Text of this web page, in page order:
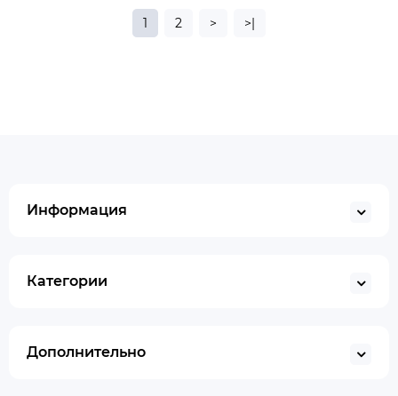
1 2 > >|
Информация
Категории
Дополнительно